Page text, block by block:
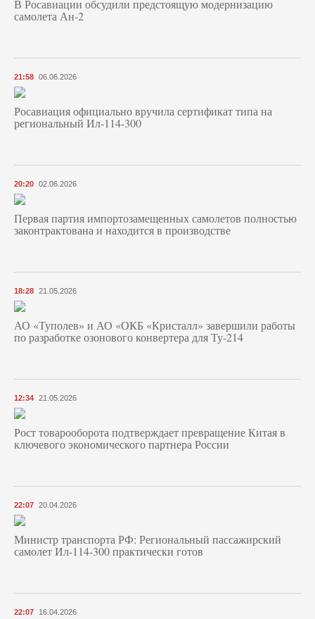
В Росавиации обсудили предстоящую модернизацию
самолета Ан-2
21:58 06.06.2026
Росавиация официально вручила сертификат типа на
региональный Ил-114-300
20:20 02.06.2026
Первая партия импортозамещенных самолетов полностью
законтрактована и находится в производстве
18:28 21.05.2026
АО «Туполев» и АО «ОКБ «Кристалл» завершили работы
по разработке озонового конвертера для Ту-214
12:34 21.05.2026
Рост товарооборота подтверждает превращение Китая в
ключевого экономического партнера России
22:07 20.04.2026
Министр транспорта РФ: Региональный пассажирский
самолет Ил-114-300 практически готов
22:07 16.04.2026